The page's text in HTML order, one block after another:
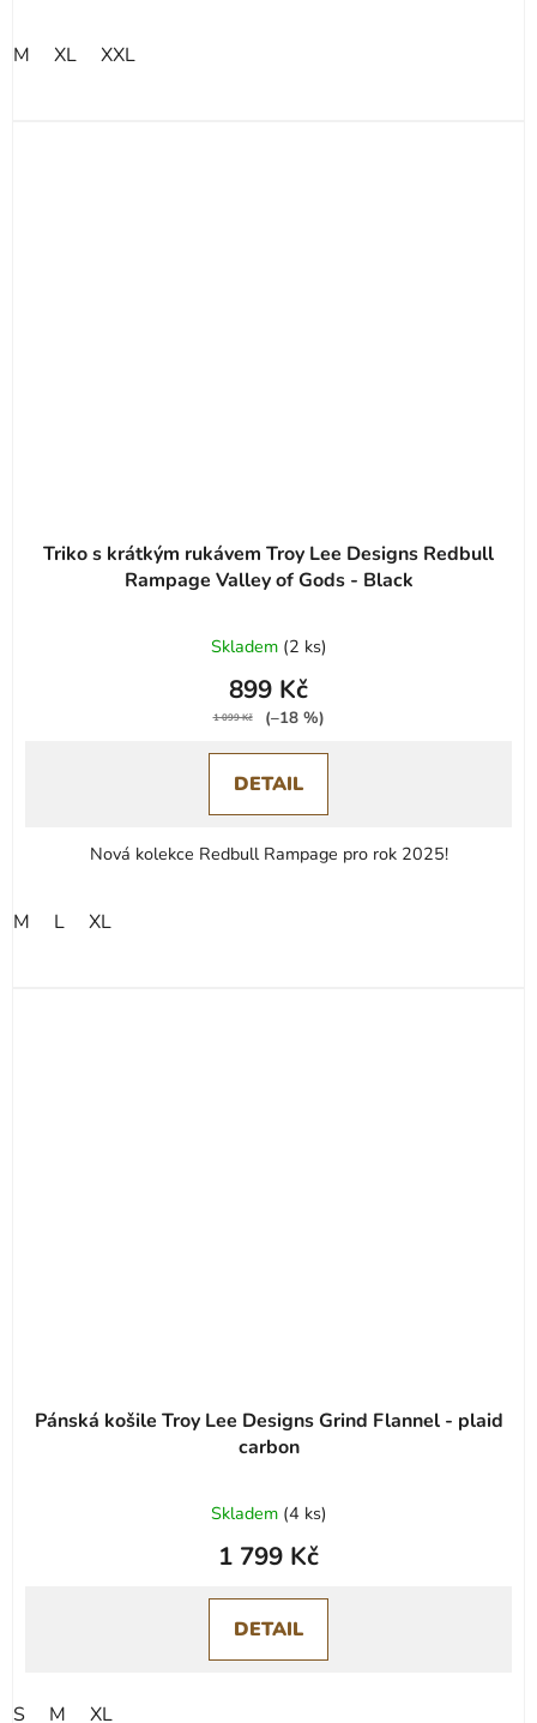
M XL XXL
Triko s krátkým rukávem Troy Lee Designs Redbull
Rampage Valley of Gods - Black
Skladem (2 ks)
899 Kč
1 099 Kč (–18 %)
DETAIL
Nová kolekce Redbull Rampage pro rok 2025!
M L XL
Pánská košile Troy Lee Designs Grind Flannel - plaid
carbon
Skladem (4 ks)
1 799 Kč
DETAIL
S M XL